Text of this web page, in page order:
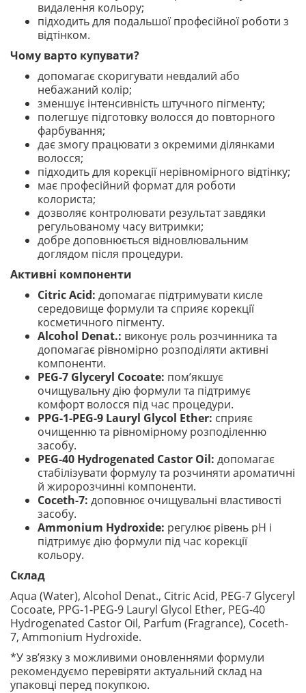
видалення кольору;
підходить для подальшої професійної роботи з
відтінком.
Чому варто купувати?
допомагає скоригувати невдалий або
небажаний колір;
зменшує інтенсивність штучного пігменту;
полегшує підготовку волосся до повторного
фарбування;
дає змогу працювати з окремими ділянками
волосся;
підходить для корекції нерівномірного відтінку;
має професійний формат для роботи
колориста;
дозволяє контролювати результат завдяки
регульованому часу витримки;
добре доповнюється відновлювальним
доглядом після процедури.
Активні компоненти
Citric Acid: допомагає підтримувати кисле
середовище формули та сприяє корекції
косметичного пігменту.
Alcohol Denat.: виконує роль розчинника та
допомагає рівномірно розподіляти активні
компоненти.
PEG-7 Glyceryl Cocoate: пом’якшує
очищувальну дію формули та підтримує
комфорт волосся під час процедури.
PPG-1-PEG-9 Lauryl Glycol Ether: сприяє
очищенню та рівномірному розподіленню
засобу.
PEG-40 Hydrogenated Castor Oil: допомагає
стабілізувати формулу та розчиняти ароматичні
й жиророзчинні компоненти.
Coceth-7: доповнює очищувальні властивості
засобу.
Ammonium Hydroxide: регулює рівень pH і
підтримує дію формули під час корекції
кольору.
Склад
Aqua (Water), Alcohol Denat., Citric Acid, PEG-7 Glyceryl
Cocoate, PPG-1-PEG-9 Lauryl Glycol Ether, PEG-40
Hydrogenated Castor Oil, Parfum (Fragrance), Coceth-
7, Ammonium Hydroxide.
*У зв’язку з можливими оновленнями формули
рекомендуємо перевіряти актуальний склад на
упаковці перед покупкою.